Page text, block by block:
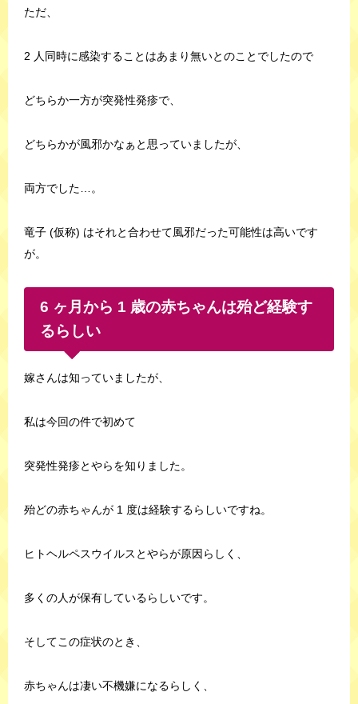
ただ、
2 人同時に感染することはあまり無いとのことでしたので
どちらか一方が突発性発疹で、
どちらかが風邪かなぁと思っていましたが、
両方でした…。
竜子 (仮称) はそれと合わせて風邪だった可能性は高いです
が。
6 ヶ月から 1 歳の赤ちゃんは殆ど経験す
るらしい
嫁さんは知っていましたが、
私は今回の件で初めて
突発性発疹とやらを知りました。
殆どの赤ちゃんが 1 度は経験するらしいですね。
ヒトヘルペスウイルスとやらが原因らしく、
多くの人が保有しているらしいです。
そしてこの症状のとき、
赤ちゃんは凄い不機嫌になるらしく、